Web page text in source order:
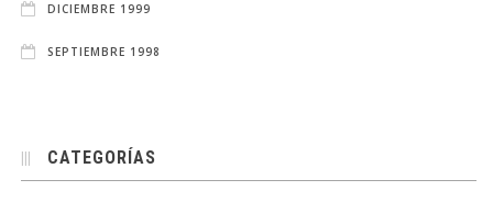
DICIEMBRE 1999
SEPTIEMBRE 1998
CATEGORÍAS